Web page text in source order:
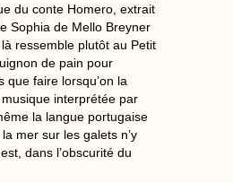
du conte Homero, extrait
Sophia de Mello Breyner
ressemble plutôt au Petit
de pain pour
que faire lorsqu’on la
interprétée par
la langue portugaise
mer sur les galets n’y
dans l’obscurité du